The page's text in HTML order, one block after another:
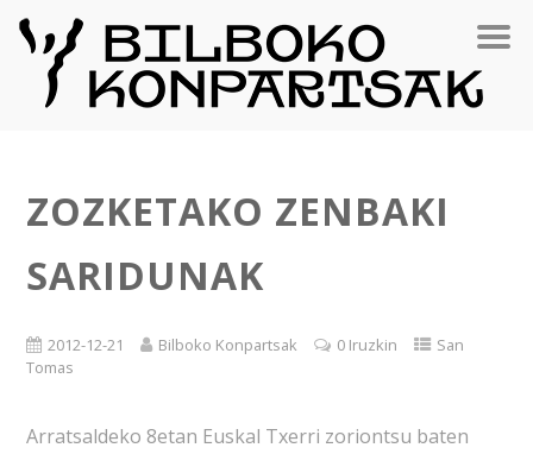
ZOZKETAKO ZENBAKI
SARIDUNAK
2012-12-21 Bilboko Konpartsak 0 Iruzkin
San
Tomas
Arratsaldeko 8etan Euskal Txerri zoriontsu baten